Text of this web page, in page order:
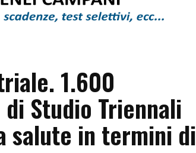
1.600
Studio Triennali
salute in termini di